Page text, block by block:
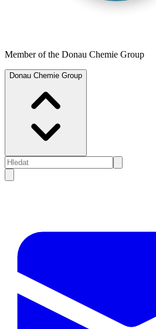
Member of the Donau Chemie Group
Donau Chemie Group